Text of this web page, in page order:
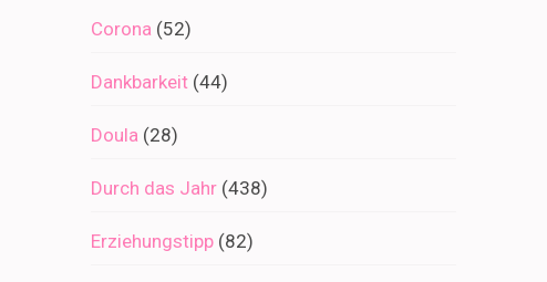
Corona (52)
Dankbarkeit (44)
Doula (28)
Durch das Jahr (438)
Erziehungstipp (82)